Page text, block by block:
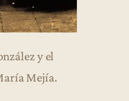
y el
Mejía.